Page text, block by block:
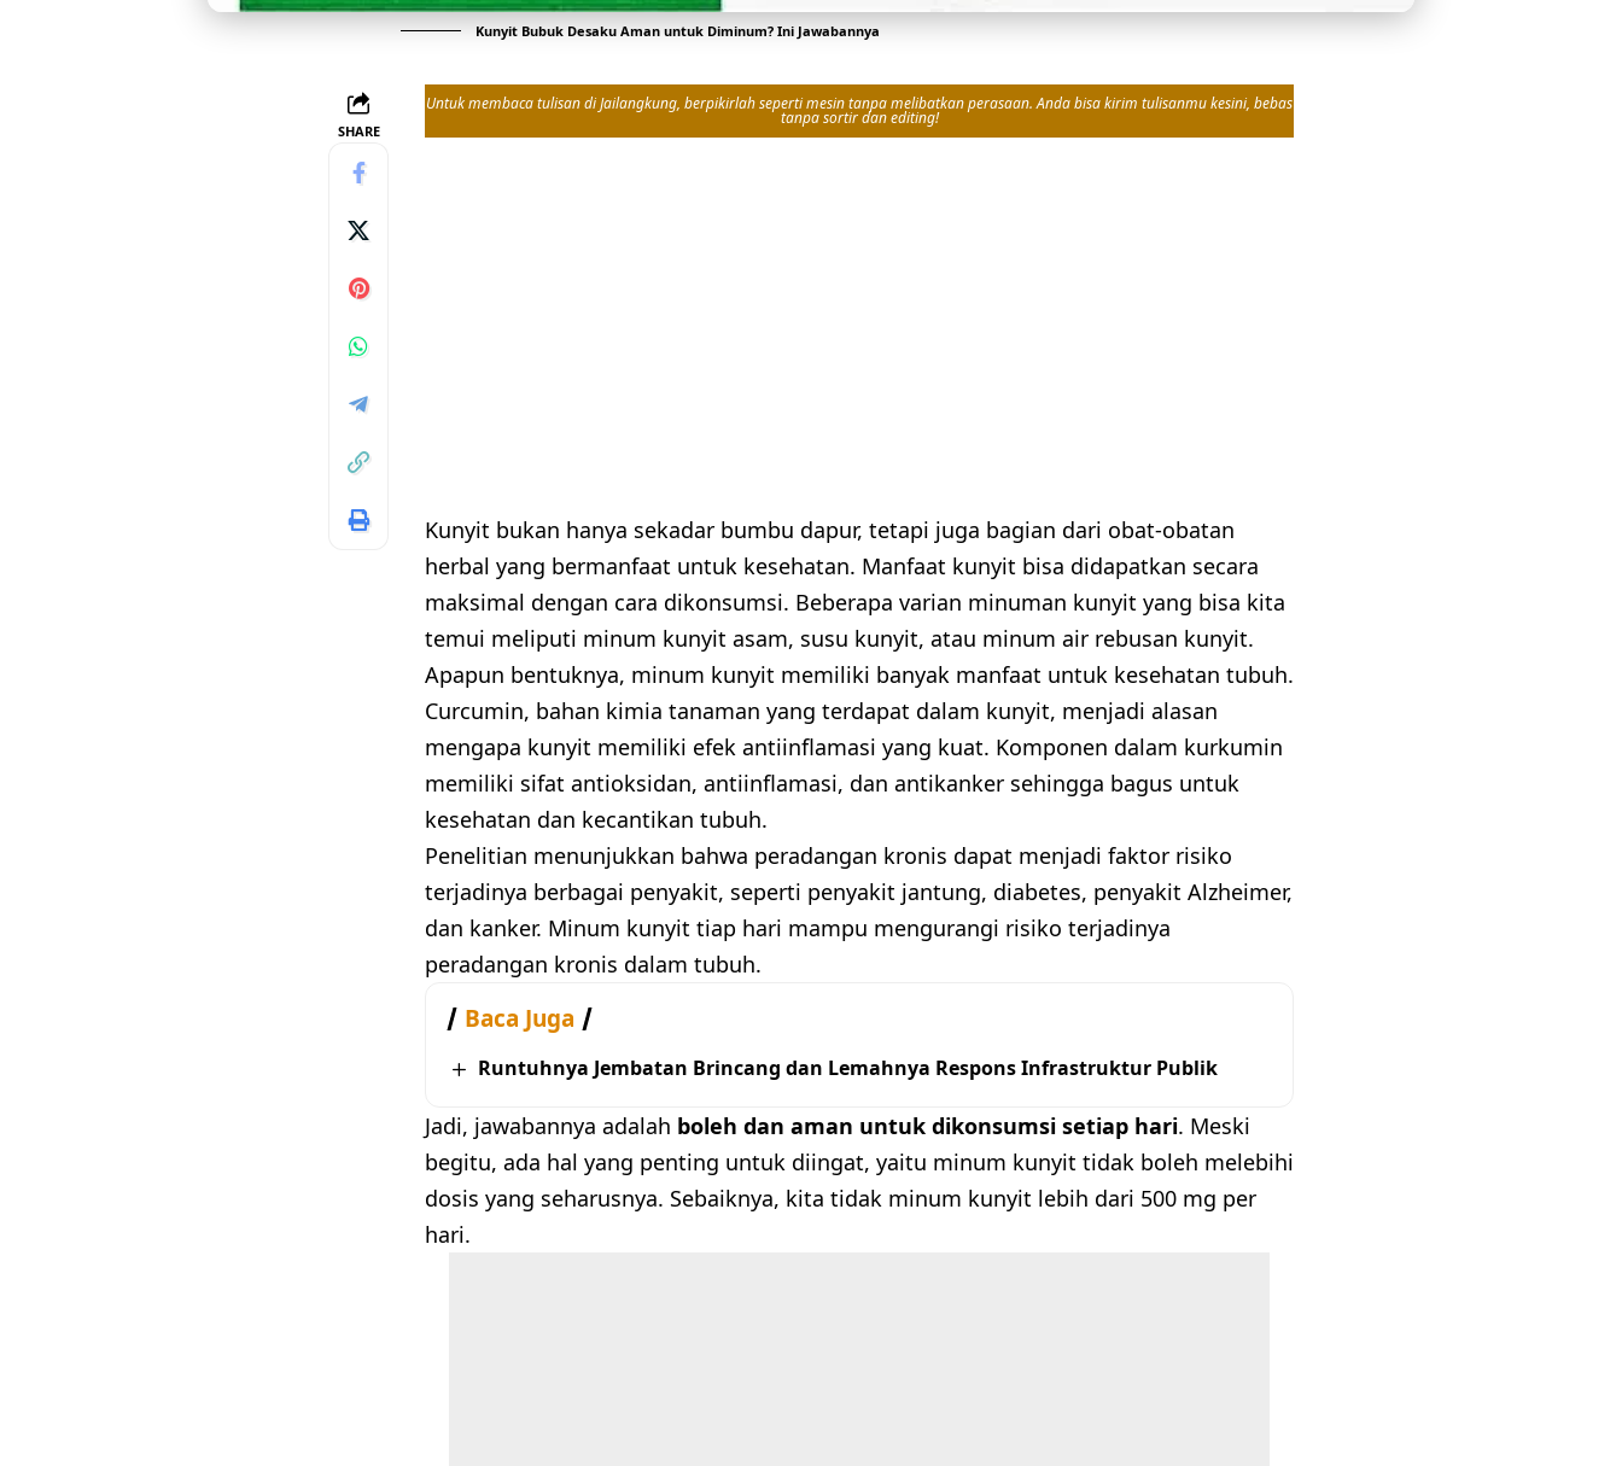
Kunyit Bubuk Desaku Aman untuk Diminum? Ini Jawabannya
SHARE
Untuk membaca tulisan di Jailangkung, berpikirlah seperti mesin tanpa melibatkan perasaan. Anda bisa kirim tulisanmu kesini, bebas
tanpa sortir dan editing!
Kunyit bukan hanya sekadar bumbu dapur, tetapi juga bagian dari obat-obatan
herbal yang bermanfaat untuk kesehatan. Manfaat kunyit bisa didapatkan secara
maksimal dengan cara dikonsumsi. Beberapa varian minuman kunyit yang bisa kita
temui meliputi minum kunyit asam, susu kunyit, atau minum air rebusan kunyit.
Apapun bentuknya, minum kunyit memiliki banyak manfaat untuk kesehatan tubuh.
Curcumin, bahan kimia tanaman yang terdapat dalam kunyit, menjadi alasan
mengapa kunyit memiliki efek antiinflamasi yang kuat. Komponen dalam kurkumin
memiliki sifat antioksidan, antiinflamasi, dan antikanker sehingga bagus untuk
kesehatan dan kecantikan tubuh.
Penelitian menunjukkan bahwa peradangan kronis dapat menjadi faktor risiko
terjadinya berbagai penyakit, seperti penyakit jantung, diabetes, penyakit Alzheimer,
dan kanker. Minum kunyit tiap hari mampu mengurangi risiko terjadinya
peradangan kronis dalam tubuh.
Baca Juga
Runtuhnya Jembatan Brincang dan Lemahnya Respons Infrastruktur Publik
Jadi, jawabannya adalah boleh dan aman untuk dikonsumsi setiap hari. Meski
begitu, ada hal yang penting untuk diingat, yaitu minum kunyit tidak boleh melebihi
dosis yang seharusnya. Sebaiknya, kita tidak minum kunyit lebih dari 500 mg per
hari.